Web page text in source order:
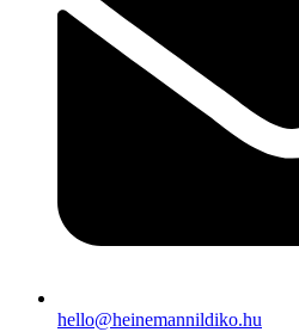
hello@heinemannildiko.hu